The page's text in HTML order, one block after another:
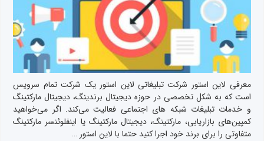
معرفی لاین استور شرکت تبلیغاتی لاین استور یک شرکت تمام سرویس
است که به شکل تخصصی در حوزه دیجیتال برندینگ، دیجیتال مارکتینگ
و خدمات تبلیغات شبکه های اجتماعی فعالیت می‌کند. اگر می‌خواهید
کمپین‌های بازاریابی، مارکتینگ، دیجیتال مارکتینگ یا اینفلوئنسر مارکتینگ
متفاوتی را برای برند خود اجرا کنید حتما با لاین استور …